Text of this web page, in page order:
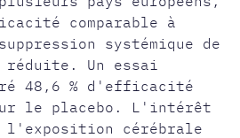
comparable à
systémique de
réduite. Un essai
48,6 % d'efficacité
le placebo. L'intérêt
l'exposition cérébrale